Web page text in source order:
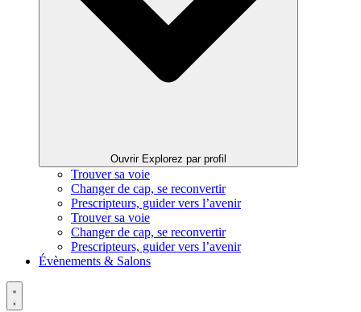
Ouvrir Explorez par profil
Trouver sa voie
Changer de cap, se reconvertir
Prescripteurs, guider vers l’avenir
Trouver sa voie
Changer de cap, se reconvertir
Prescripteurs, guider vers l’avenir
Évènements & Salons